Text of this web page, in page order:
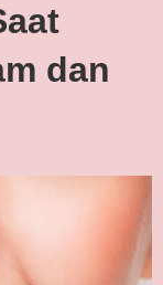
dan